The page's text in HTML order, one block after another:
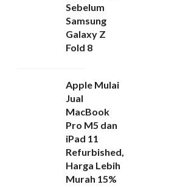
Sebelum
Samsung
Galaxy Z
Fold 8
Apple Mulai
Jual
MacBook
Pro M5 dan
iPad 11
Refurbished,
Harga Lebih
Murah 15%